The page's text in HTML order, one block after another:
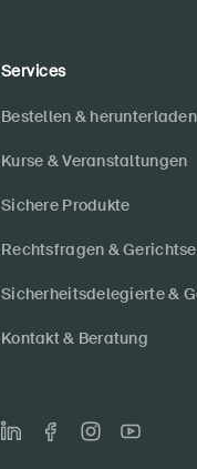
Services
Bestellen & herunterladen
Kurse & Veranstaltungen
Sichere Produkte
Rechtsfragen &
Sicherheitsdelegierte &
Kontakt & Beratung